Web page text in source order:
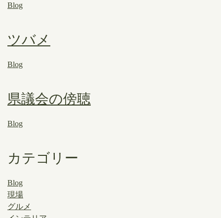
Blog
ツバメ
Blog
県議会の傍聴
Blog
カテゴリー
Blog
現場
グルメ